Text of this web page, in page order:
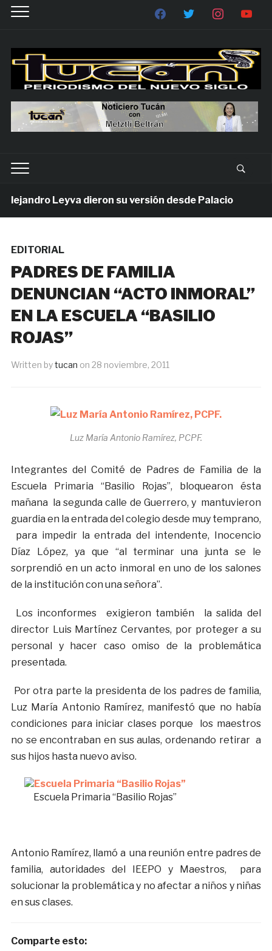
Leyva dieron su versión desde Palacio
EDITORIAL
PADRES DE FAMILIA
DENUNCIAN “ACTO INMORAL”
EN LA ESCUELA “BASILIO
ROJAS”
Written bytucan on 28 noviembre, 2011
Luz María Antonio Ramírez, PCPF.
Integrantes del Comité de Padres de Familia de la
Escuela Primaria “Basilio Rojas”, bloquearon ésta
mañana la segunda calle de Guerrero, y mantuvieron
guardia en la entrada del colegio desde muy temprano,
para impedir la entrada del intendente, Inocencio
Díaz López, ya que “al terminar una junta se le
sorprendió en un acto inmoral en uno de los salones
de la institución con una señora”.
Los inconformes exigieron también la salida del
director Luis Martínez Cervantes, por proteger a su
personal y hacer caso omiso de la problemática
presentada.
Por otra parte la presidenta de los padres de familia,
Luz María Antonio Ramírez, manifestó que no había
condiciones para iniciar clases porque los maestros
no se encontraban en sus aulas, ordenando retirar a
sus hijos hasta nuevo aviso.
Escuela Primaria “Basilio Rojas”
Antonio Ramírez, llamó a una reunión entre padres de
familia, autoridades del IEEPO y Maestros, para
solucionar la problemática y no afectar a niños y niñas
en sus clases.
Comparte esto: